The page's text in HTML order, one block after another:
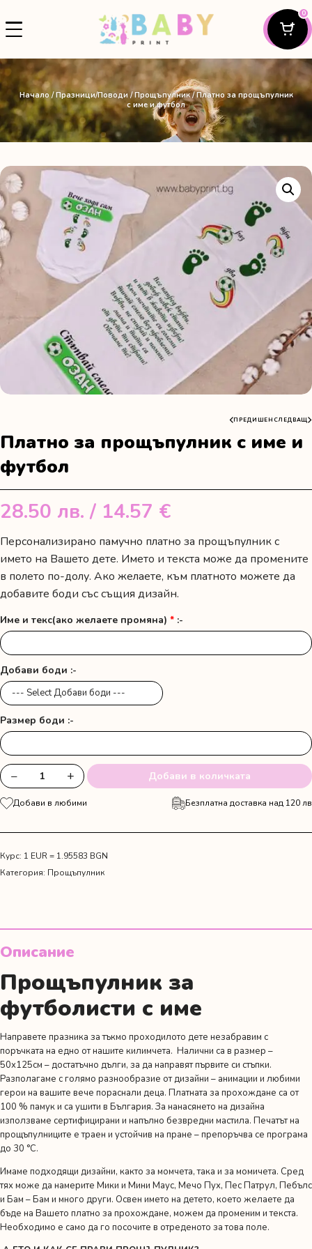
0
Начало /Празници/Поводи /Прощъпулник/ Платно за прощъпулник
с име и футбол
ПРЕДИШЕН СЛЕДВАЩ
Платно за прощъпулник с име и
футбол
28.50 лв. / 14.57 €
Персонализирано памучно платно за прощъпулник с
името на Вашето дете. Името и текста може да промените
в полето по-долу. Ако желаете, към платното можете да
добавите боди със същия дизайн.
Име и текс(ако желаете промяна) * :-
Добави боди :-
Размер боди :-
количество
за
Платно
с
име
− + Добави в количката
Добави в любими Безплатна доставка над 120 лв
Курс: 1 EUR = 1.95583 BGN
Категория: Прощъпулник
Описание
Прощъпулник за
футболисти с име
Направете празника за тъкмо проходилото дете незабравим с
поръчката на едно от нашите килимчета. Налични са в размер –
50х125см – достатъчно дълги, за да направят първите си стъпки.
Разполагаме с голямо разнообразие отдизайни – анимации и любими
герои на вашите вече пораснали деца. Платната за прохождане са от
100 % памук и са ушити в България. За нанасянето на дизайна
използваме сертифицирани и напълно безвредни мастила. Печатът на
прощъпулниците е траен и устойчив на пране – препоръчва се програма
до 30 °C.
Имаме подходящи дизайни, както за момчета, така и за момичета. Сред
тях може да намерите Мики и Мини Маус, Мечо Пух, Пес Патрул, Пебълс
и Бам – Бам и много други. Освен името на детето, което желаете да
бъде на Вашето платно за прохождане, можем да променим и текста.
Необходимо е само да го посочите в отреденото за това поле.